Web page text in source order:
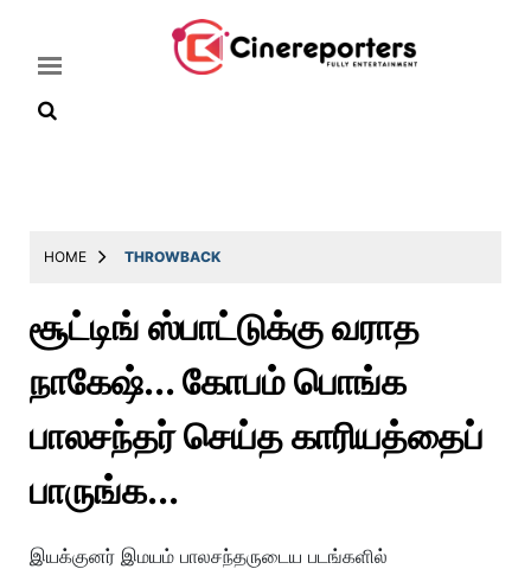
Latest
Throwback
Television
Story
HOME THROWBACK
சூட்டிங் ஸ்பாட்டுக்கு வராத
நாகேஷ்... கோபம் பொங்க
பாலசந்தர் செய்த காரியத்தைப்
பாருங்க...
இயக்குனர் இமயம் பாலசந்தருடைய படங்களில்